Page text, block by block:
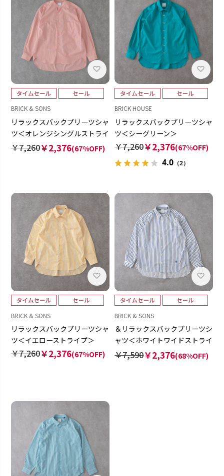
BRICK & SONS
リラックスバックプリーツシャ
ツ＜オレンジシングルストライ
プ＞
￥7,260￥2,376(67%OFF)
BRICK HOUSE
リラックスバックプリーツシャ
ツ＜シーグリーン＞
￥7,260￥2,376(67%OFF)
4.0 （2）
BRICK & SONS
リラックスバックプリーツシャ
ツ＜イエローストライプ＞
￥7,260￥2,376(67%OFF)
BRICK & SONS
＆リラックスバックプリーツシ
ャツ＜ホワイトワイドストライ
プ＞
￥7,590￥2,376(68%OFF)